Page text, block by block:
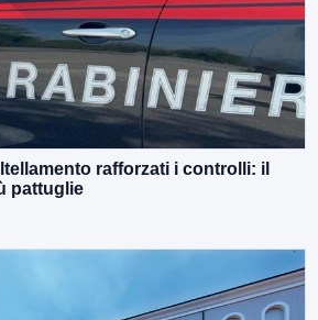
rafforzati i controlli: il
pattuglie